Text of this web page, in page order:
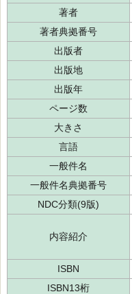
著者
著者典拠番号
出版者
出版地
出版年
ページ数
大きさ
言語
一般件名
一般件名典拠番号
NDC分類(9版)
内容紹介
ISBN
ISBN13桁